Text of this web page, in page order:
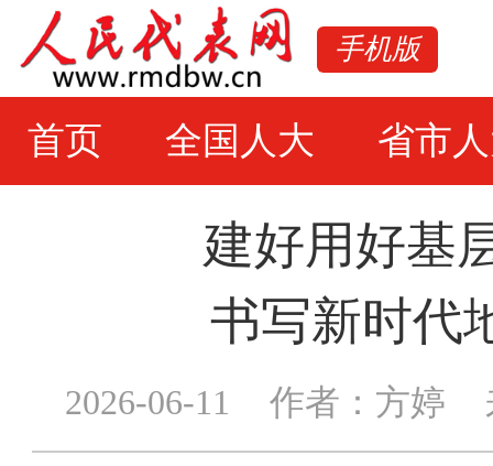
手机版
首页 全国人大 省市
建好用好基
书写新时代
2026-06-11 作者：方婷